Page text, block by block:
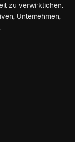
zu verwirklichen.
Unternehmen,